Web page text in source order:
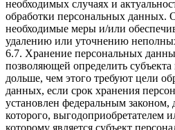
необходимых случаях и
обработки персональных данных.
необходимые меры и/или
удалению или уточнению
6.7. Хранение персональных
позволяющей определить
дольше, чем этого требуют цели
данных, если срок хранения
установлен федеральным законом,
которого, выгодоприобретателем